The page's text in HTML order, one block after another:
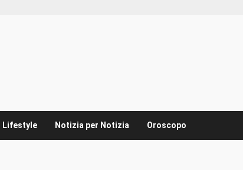
Lifestyle Notizia per Notizia Oroscopo